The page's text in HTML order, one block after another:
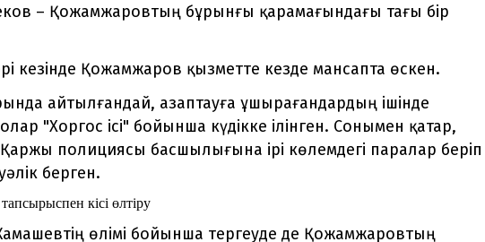
– Қожамжаровтың бұрынғы қарамағындағы тағы бір
кезінде Қожамжаров қызметте кезде мансапта өскен.
айтылғандай, азаптауға ұшырағандардың ішінде
"Хоргос ісі" бойынша күдікке ілінген. Сонымен қатар,
полициясы басшылығына ірі көлемдегі паралар беріп
берген.
кісі өлтіру
өлімі бойынша тергеуде де Қожамжаровтың